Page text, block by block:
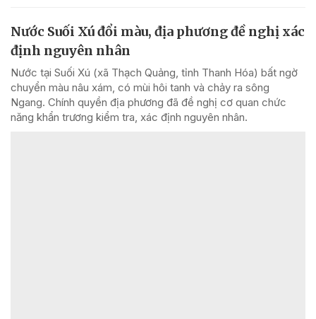
Nước Suối Xú đổi màu, địa phương đề nghị xác
định nguyên nhân
Nước tại Suối Xú (xã Thạch Quảng, tỉnh Thanh Hóa) bất ngờ
chuyển màu nâu xám, có mùi hôi tanh và chảy ra sông
Ngang. Chính quyền địa phương đã đề nghị cơ quan chức
năng khẩn trương kiểm tra, xác định nguyên nhân.